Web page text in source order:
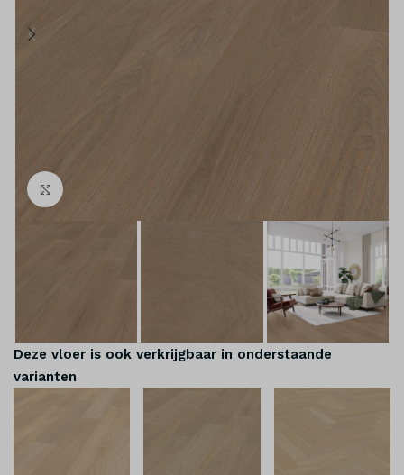
Klik om te vergroten
Deze vloer is ook verkrijgbaar in onderstaande
varianten